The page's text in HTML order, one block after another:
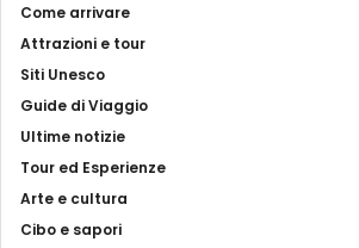
Come arrivare
Attrazioni e tour
Siti Unesco
Guide di Viaggio
Ultime notizie
Tour ed Esperienze
Arte e cultura
Cibo e sapori